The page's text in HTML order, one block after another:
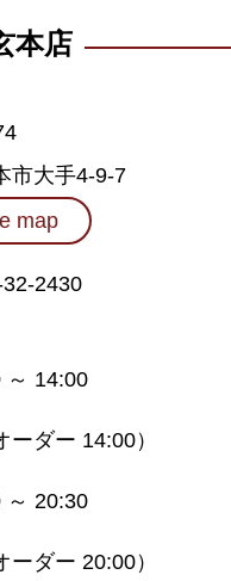
本店
市大手4-9-7
map
2430
～ 14:00
ーダー 14:00）
～ 20:30
ーダー 20:00）